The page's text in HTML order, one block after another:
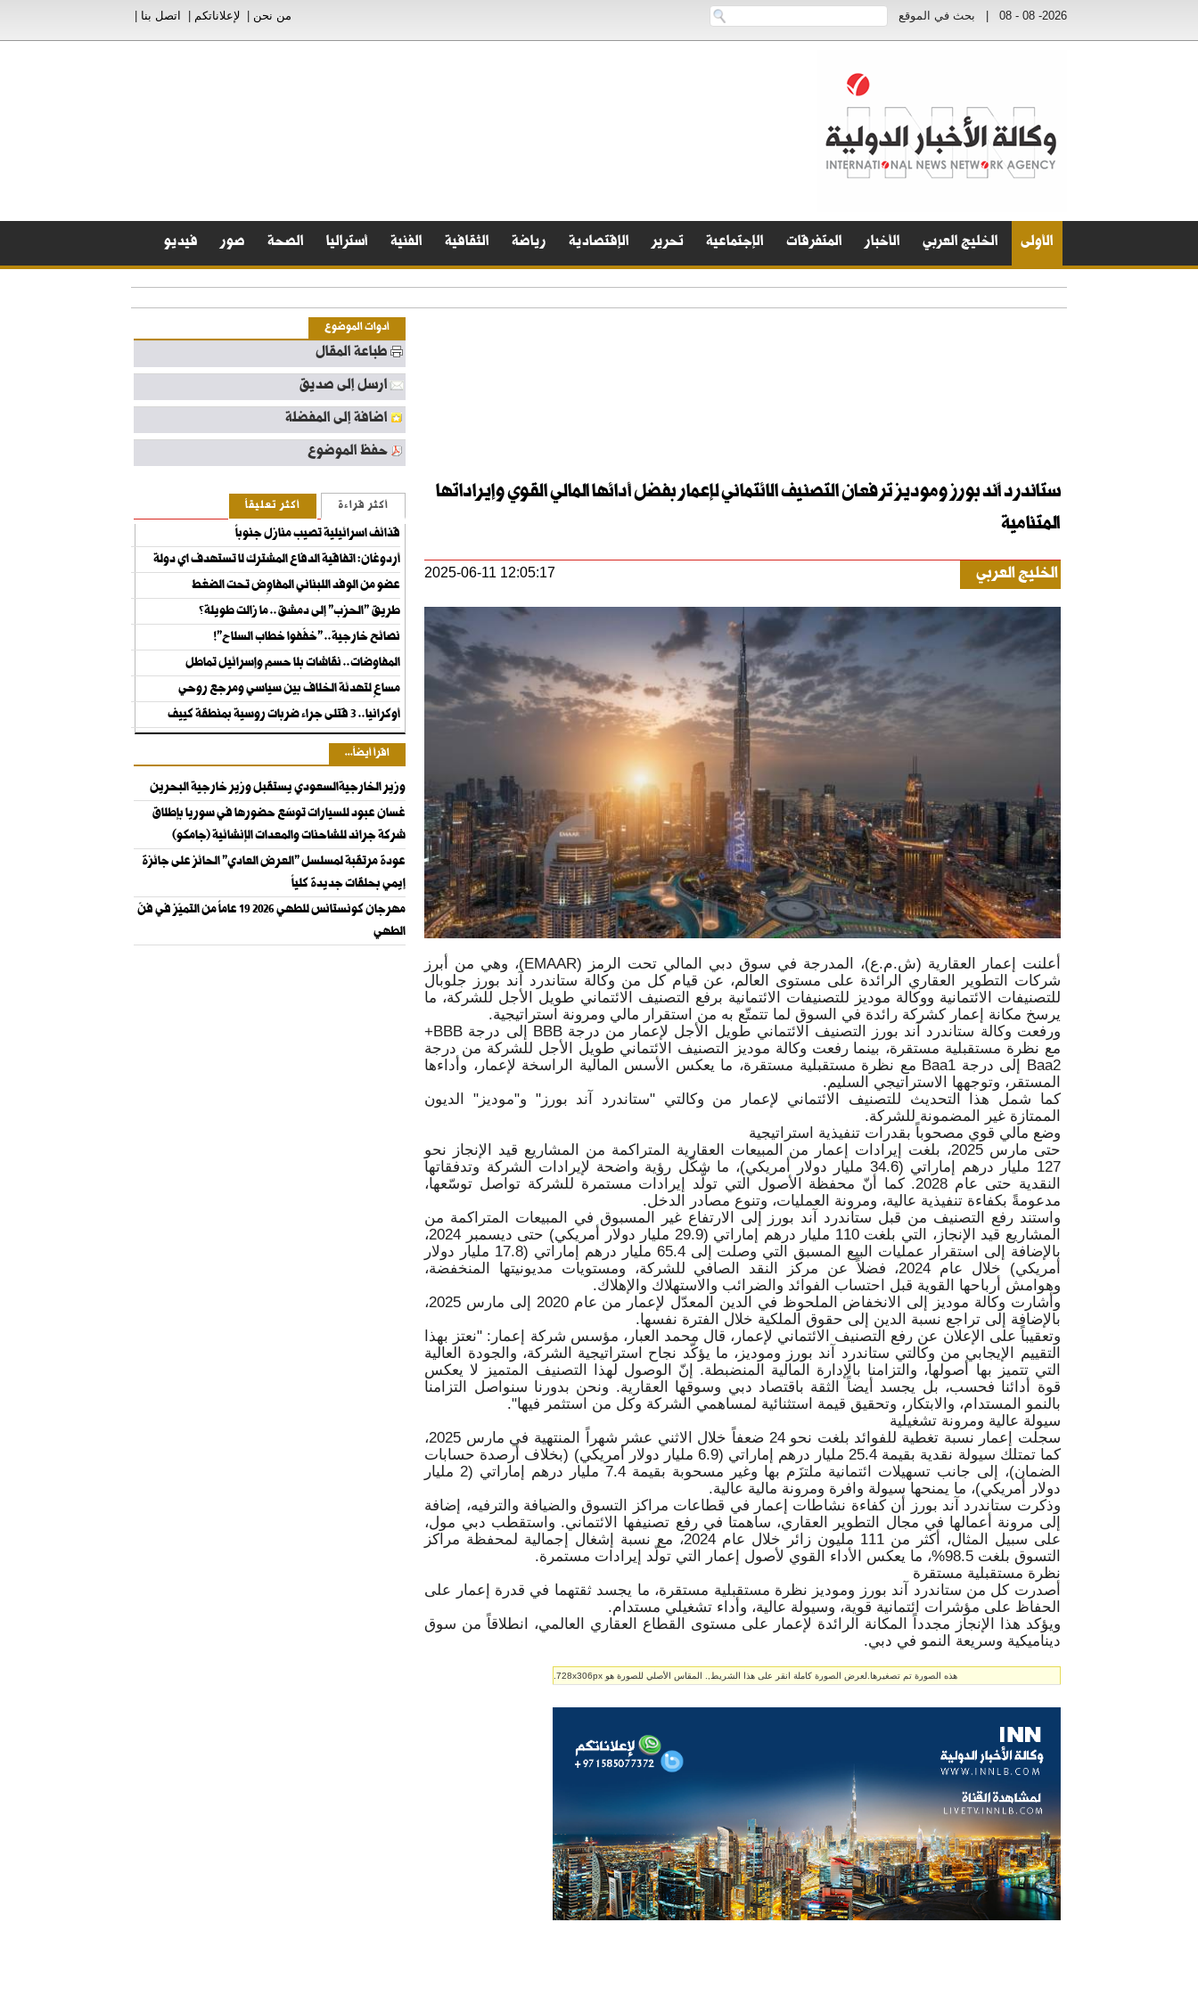
2026- 08 - 08 بحث في الموقع من نحن لإعلاناتكم اتصل بنا
الأولى الخليج العربي الأخبار المتفرقات الإجتماعية تحرير الإقتصادية رياضة الثقافية الفنية أستراليا الصحة صور فيديو
ستاندرد آند بورز وموديز ترفعان التصنيف الائتماني لإعمار بفضل أدائها المالي القوي وإيراداتها
المتنامية
الخليج العربي 2025-06-11 12:05:17
أعلنت إعمار العقارية (ش.م.ع)، المدرجة في سوق دبي المالي تحت الرمز (EMAAR)، وهي من أبرز
شركات التطوير العقاري الرائدة على مستوى العالم، عن قيام كل من وكالة ستاندرد آند بورز جلوبال
للتصنيفات الائتمانية ووكالة موديز للتصنيفات الائتمانية برفع التصنيف الائتماني طويل الأجل للشركة، ما
يرسخ مكانة إعمار كشركة رائدة في السوق لما تتمتّع به من استقرار مالي ومرونة استراتيجية.
ورفعت وكالة ستاندرد آند بورز التصنيف الائتماني طويل الأجل لإعمار من درجة BBB إلى درجة BBB+
مع نظرة مستقبلية مستقرة، بينما رفعت وكالة موديز التصنيف الائتماني طويل الأجل للشركة من درجة
Baa2 إلى درجة Baa1 مع نظرة مستقبلية مستقرة، ما يعكس الأسس المالية الراسخة لإعمار، وأداءها
المستقر، وتوجهها الاستراتيجي السليم.
كما شمل هذا التحديث للتصنيف الائتماني لإعمار من وكالتي "ستاندرد آند بورز" و"موديز" الديون
الممتازة غير المضمونة للشركة.
وضع مالي قوي مصحوباً بقدرات تنفيذية استراتيجية
حتى مارس 2025، بلغت إيرادات إعمار من المبيعات العقارية المتراكمة من المشاريع قيد الإنجاز نحو
127 مليار درهم إماراتي (34.6 مليار دولار أمريكي)، ما شكّل رؤية واضحة لإيرادات الشركة وتدفقاتها
النقدية حتى عام 2028. كما أنّ محفظة الأصول التي تولّد إيرادات مستمرة للشركة تواصل توسّعها،
مدعومةً بكفاءة تنفيذية عالية، ومرونة العمليات، وتنوع مصادر الدخل.
واستند رفع التصنيف من قبل ستاندرد آند بورز إلى الارتفاع غير المسبوق في المبيعات المتراكمة من
المشاريع قيد الإنجاز، التي بلغت 110 مليار درهم إماراتي (29.9 مليار دولار أمريكي) حتى ديسمبر 2024،
بالإضافة إلى استقرار عمليات البيع المسبق التي وصلت إلى 65.4 مليار درهم إماراتي (17.8 مليار دولار
أمريكي) خلال عام 2024، فضلاً عن مركز النقد الصافي للشركة، ومستويات مديونيتها المنخفضة،
وهوامش أرباحها القوية قبل احتساب الفوائد والضرائب والاستهلاك والإهلاك.
وأشارت وكالة موديز إلى الانخفاض الملحوظ في الدين المعدّل لإعمار من عام 2020 إلى مارس 2025،
بالإضافة إلى تراجع نسبة الدين إلى حقوق الملكية خلال الفترة نفسها.
وتعقيباً على الإعلان عن رفع التصنيف الائتماني لإعمار، قال محمد العبار، مؤسس شركة إعمار: "نعتز بهذا
التقييم الإيجابي من وكالتي ستاندرد آند بورز وموديز، ما يؤكّد نجاح استراتيجية الشركة، والجودة العالية
التي تتميز بها أصولها، والتزامنا بالإدارة المالية المنضبطة. إنّ الوصول لهذا التصنيف المتميز لا يعكس
قوة أدائنا فحسب، بل يجسد أيضاً الثقة باقتصاد دبي وسوقها العقارية. ونحن بدورنا سنواصل التزامنا
بالنمو المستدام، والابتكار، وتحقيق قيمة استثنائية لمساهمي الشركة وكل من استثمر فيها".
سيولة عالية ومرونة تشغيلية
سجلت إعمار نسبة تغطية للفوائد بلغت نحو 24 ضعفاً خلال الاثني عشر شهراً المنتهية في مارس 2025،
كما تمتلك سيولة نقدية بقيمة 25.4 مليار درهم إماراتي (6.9 مليار دولار أمريكي) (بخلاف أرصدة حسابات
الضمان)، إلى جانب تسهيلات ائتمانية ملتزَم بها وغير مسحوبة بقيمة 7.4 مليار درهم إماراتي (2 مليار
دولار أمريكي)، ما يمنحها سيولة وافرة ومرونة مالية عالية.
وذكرت ستاندرد آند بورز أن كفاءة نشاطات إعمار في قطاعات مراكز التسوق والضيافة والترفيه، إضافة
إلى مرونة أعمالها في مجال التطوير العقاري، ساهمتا في رفع تصنيفها الائتماني. واستقطب دبي مول،
على سبيل المثال، أكثر من 111 مليون زائر خلال عام 2024، مع نسبة إشغال إجمالية لمحفظة مراكز
التسوق بلغت 98.5%، ما يعكس الأداء القوي لأصول إعمار التي تولّد إيرادات مستمرة.
نظرة مستقبلية مستقرة
أصدرت كل من ستاندرد آند بورز وموديز نظرة مستقبلية مستقرة، ما يجسد ثقتهما في قدرة إعمار على
الحفاظ على مؤشرات ائتمانية قوية، وسيولة عالية، وأداء تشغيلي مستدام.
ويؤكد هذا الإنجاز مجدداً المكانة الرائدة لإعمار على مستوى القطاع العقاري العالمي، انطلاقاً من سوق
ديناميكية وسريعة النمو في دبي.
هذه الصورة تم تصغيرها.لعرض الصورة كاملة انقر على هذا الشريط,. المقاس الأصلي للصورة هو 728x306px.
أدوات الموضوع
طباعة المقال
ارسل إلى صديق
اضافة إلى المفضلة
حفظ الموضوع
أكثر قراءة أكثر تعليقاً
قذائف اسرائيلية تصيب منازل جنوباً
أردوغان: اتفاقية الدفاع المشترك لا تستهدف اي دولة
عضو من الوفد اللبناني المفاوِض تحت الضغط
طريق "الحزب" إلى دمشق.. ما زالت طويلة؟
نصائح خارجية.. "خفّفوا خطاب السلاح"!
المفاوضات.. نقاشات بلا حسم وإسرائيل تماطل
مساعٍ لتهدئة الخلاف بين سياسي ومرجع روحي
أوكرانيا.. 3 قتلى جراء ضربات روسية بمنطقة كييف
اقرأ أيضاً...
وزير الخارجيةالسعودي يستقبل وزير خارجية البحرين
غسان عبود للسيارات توسّع حضورها في سوريا بإطلاق
شركة جراند للشاحنات والمعدات الإنشائية (جامكو)
عودة مرتقبة لمسلسل "العرض العادي" الحائز على جائزة
إيمي بحلقات جديدة كلياً
مهرجان كونستانس للطهي 2026 19 عاماً من التميّز في فنّ
الطهي